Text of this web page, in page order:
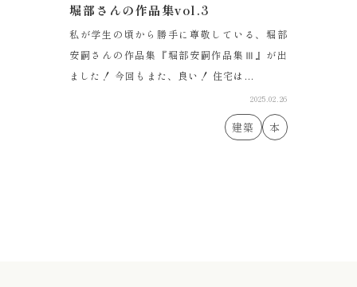
堀部さんの作品集vol.3
私が学生の頃から勝手に尊敬している、堀部
安嗣さんの作品集『堀部安嗣作品集Ⅲ』が出
ました！ 今回もまた、良い！ 住宅は...
2025.02.26
建築 本